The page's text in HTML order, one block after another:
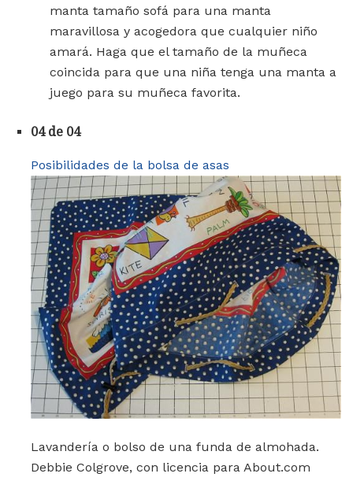
manta tamaño sofá para una manta
maravillosa y acogedora que cualquier niño
amará. Haga que el tamaño de la muñeca
coincida para que una niña tenga una manta a
juego para su muñeca favorita.
04 de 04
Posibilidades de la bolsa de asas
Lavandería o bolso de una funda de almohada.
Debbie Colgrove, con licencia para About.com